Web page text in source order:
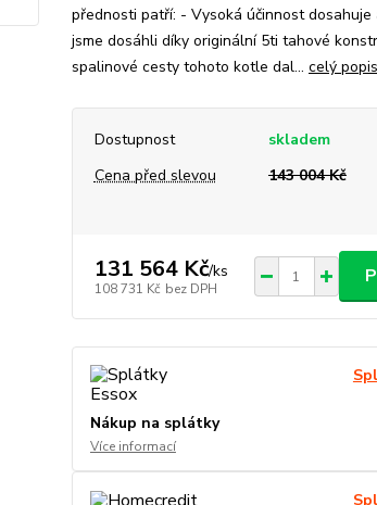
přednosti patří: - Vysoká účinnost dosahuje
jsme dosáhli díky originální 5ti tahové
spalinové cesty tohoto kotle dal... celý popis
Dostupnost
skladem
Cena před slevou
143 004 Kč
131 564 Kč/ks
108 731 Kč bez DPH
Nákup na splátky
Více informací